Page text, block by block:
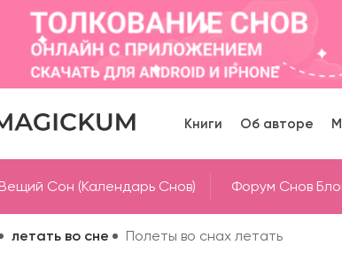
Книги Об авторе
Сон (Календарь Снов) Форум Снов
летать во сне Полеты во снах летать